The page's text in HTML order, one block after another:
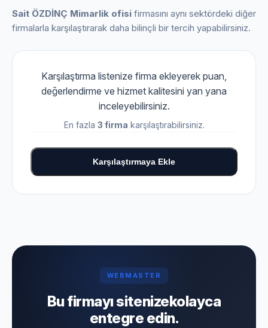
Sait ÖZDİNÇ Mimarlik ofisi firmasını aynı sektördeki diğer
firmalarla karşılaştırarak daha bilinçli bir tercih yapabilirsiniz.
Karşılaştırma listenize firma ekleyerek puan,
değerlendirme ve hizmet kalitesini yan yana
inceleyebilirsiniz.
En fazla 3 firma karşılaştırabilirsiniz.
Karşılaştırmaya Ekle
WEBMASTER
Bu firmayı sitenizekolayca
entegre edin.